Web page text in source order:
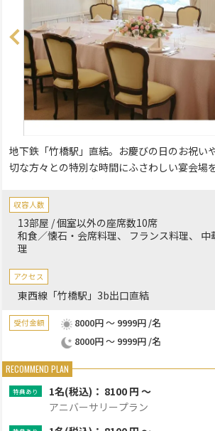
地下鉄「竹橋駅」直結。お慶びの日のお祝い
切な方々との特別な時間にふさわしい宴会場
に、ゆったりとお寛ぎいただけます。
収容人数
13部屋 / 個室以外の座席数10席
和食／懐石・会席料理
フランス料理
中
理
アクセス
東西線「竹橋駅」3b出口直結
受付金額
8000円 ～ 9999円 /名
8000円 ～ 9999円 /名
1名(税込)： 8100 円 ～
アニバーサリープラン